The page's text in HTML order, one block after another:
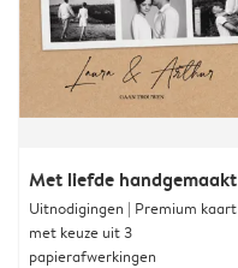
Met liefde handgemaakt
Uitnodigingen | Premium kaart
met keuze uit 3
papierafwerkingen